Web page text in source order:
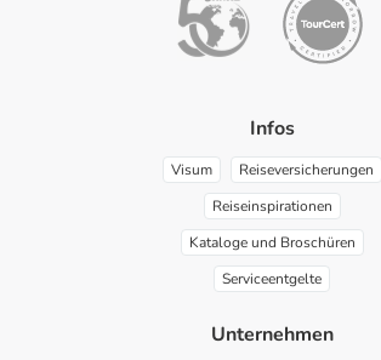
Infos
Visum
Reiseversicherungen
Reiseinspirationen
Kataloge und Broschüren
Serviceentgelte
Unternehmen